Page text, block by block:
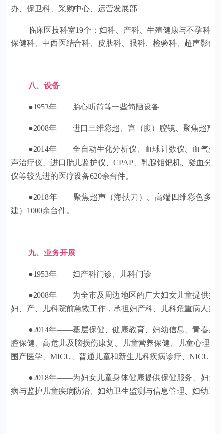
办、保卫科、采购中心、运营发展部
临床医技科室19个：妇科、产科、生殖健康与不孕科
保健科、中西医结合科、皮肤科、眼科、检验科、超声影
八、设备
●1953年——胎心听筒等一些简陋设备
●2008年——进口三维彩超、宫（腹）腔镜、聚焦超声
●2014年——全自动生化分析仪、血球计数仪、血气分
声治疗仪、进口胎儿监护仪、CPAP、乳腺钼钯机、凝血分
仪等较先进的医疗设备620余台件。
●2018年——聚焦超声（海扶刀）、高端四维彩色多
建）1000余台件。
九、业务开展
●1953年——妇产科门诊、儿科门诊
●2008年——为全市及周边地区的广大妇女儿童提供妇
妇、产、儿科院前急救工作，承担妇产科、儿科危重病人
●2014年——基层保健、健康教育、妇幼信息、青春期
腔保健、高危儿及脑损伤康复、儿童营养保健、儿童心理
围产医学、MICU、普通儿童和新生儿科疾病诊疗、NICU、
●2018年——为妇女儿童身体健康提供保健服务、妇女
病与监护儿童疾病防治、妇幼卫生监测与信息管理、妇幼